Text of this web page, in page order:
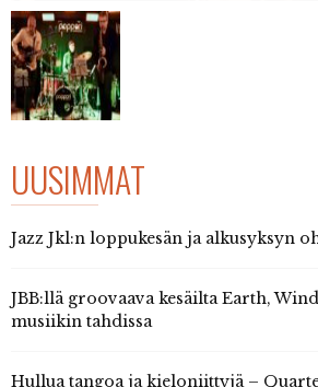
UUSIMMAT
Jazz Jkl:n loppukesän ja alkusyksyn
JBB:llä groovaava kesäilta Earth,
musiikin tahdissa
Hullua tangoa ja kieloniittyjä –